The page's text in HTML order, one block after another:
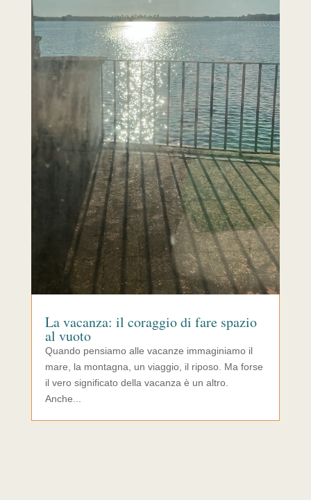
La vacanza: il coraggio di fare spazio
al vuoto
Quando pensiamo alle vacanze immaginiamo il
mare, la montagna, un viaggio, il riposo. Ma forse
il vero significato della vacanza è un altro.
Anche...